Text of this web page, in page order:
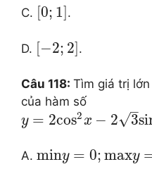
C. 0; 1 .
D. [−2; 2] .
Câu 118: Tìm giá trị
của hàm số
y = 2cos2x − 2 3
–
√
A. miny = 0; maxy